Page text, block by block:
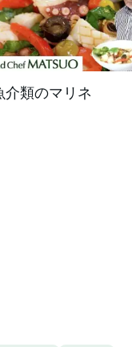
介類のマリネ